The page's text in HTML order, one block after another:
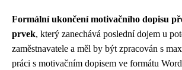
Formální ukončení motivačního dopisu
prvek, který zanechává poslední dojem u
zaměstnavatele a měl by být zpracován s
práci s motivačním dopisem ve formátu